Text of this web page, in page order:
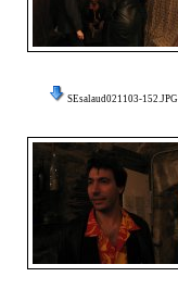
SEsalaud021103-152.JPG